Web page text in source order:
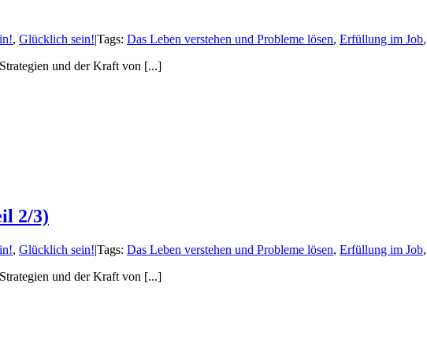
, Glücklich sein!|Tags: Das Leben verstehen und Probleme lösen, Erfüllung im Job,
und der Kraft von [...]
2/3)
, Glücklich sein!|Tags: Das Leben verstehen und Probleme lösen, Erfüllung im Job,
und der Kraft von [...]